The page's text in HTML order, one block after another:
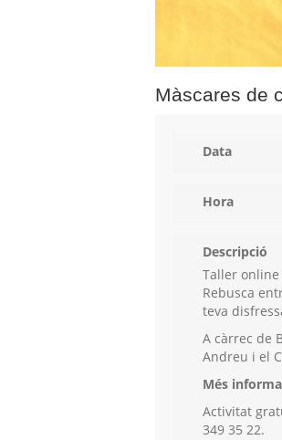
Màscares de
Data
Hora
Descripció
Taller
Rebusca
teva
A càrrec de
Andreu i el
Més
Activitat
349 35 22.